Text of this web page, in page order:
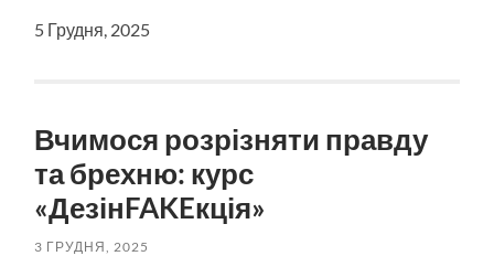
5 Грудня, 2025
Вчимося розрізняти правду
та брехню: курс
«ДезінFAKEкція»
3 ГРУДНЯ, 2025